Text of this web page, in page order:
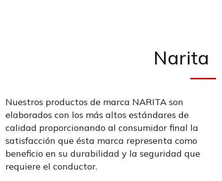
Narita
Nuestros productos de marca NARITA son
elaborados con los más altos estándares de
calidad proporcionando al consumidor final la
satisfacción que ésta marca representa como
beneficio en su durabilidad y la seguridad que
requiere el conductor.